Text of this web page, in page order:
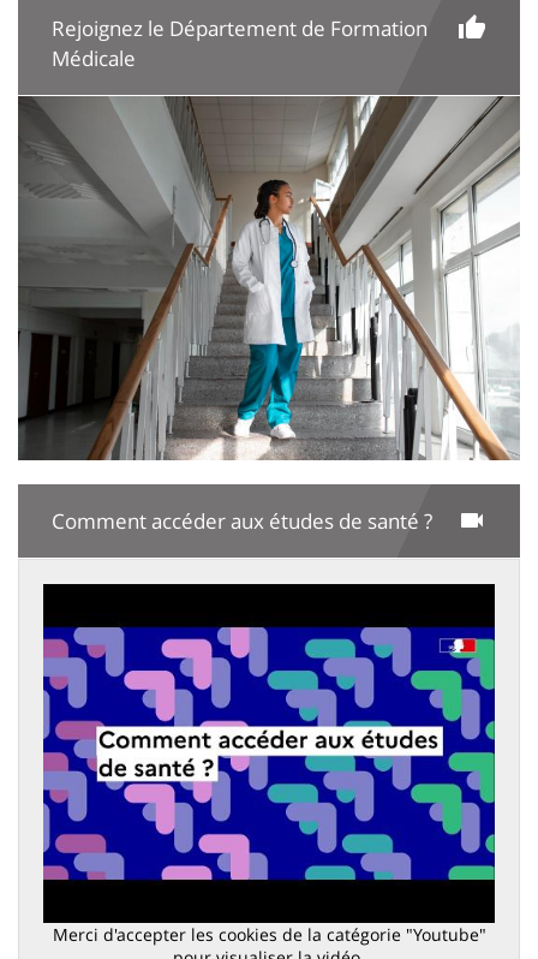
Rejoignez le Département de Formation
Médicale
Image
Comment accéder aux études de santé ?
Merci d'accepter les cookies de la catégorie "Youtube"